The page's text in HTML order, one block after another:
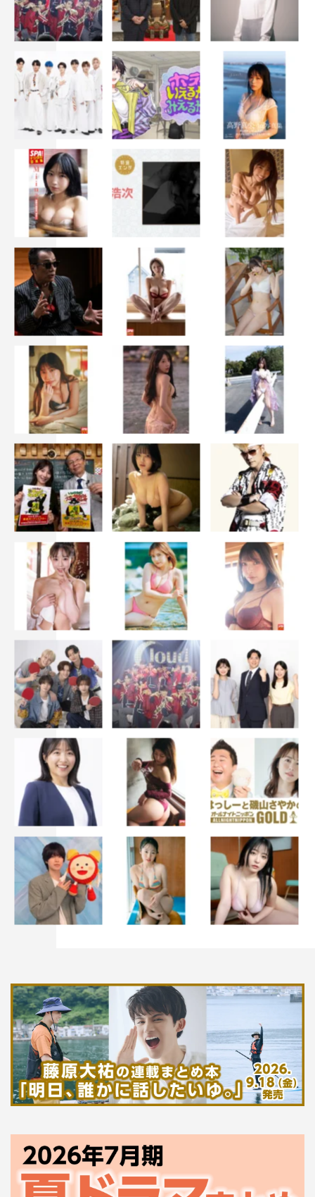
達祐実という不思議な感じの撮影はとても楽しい時間でし
た。
■松本まりか
私自身、安達祐実さんのドラマを見て育った子供時代でし
た。もう夢中で。あれから20年以上たち、その安達さんと
一緒にお芝居している不思議。あの頃の自分に教えてあげ
たらどんなに夢があるだろうか。さて、川上凛子さんには
驚きました。新星コメディエンヌの誕生です。あの頃私が
安達さんをそんな目で見たように、川上さんに心奪われる
子供たちが出てくるのではないかと妄想してしまうくらい
です。役の詳細は、放送日前まで秘密にしておきましょ
う。ではまた近いうちに、ごきげんよう。
■YOU
まず、祐実ちゃんが大好きなわけで。興奮してましたね、
ずっと（笑）。役を演じながら、冷蔵庫とか壁とか玩具と
か、いろんなモノの言葉が聞こえる感じがして（笑）。と
っても楽しい現場でした！ありがとうございました！
■渡辺大知
すてきな企画に参加させていただけて光栄でした。現場は
とっても楽しくて、安達祐実さんの魅力・人間力にずっと
くぎ付けでした。僕は今回の安達さんの捨てられない大事
なモノたちの中でもかなり男臭いパートを担当させていた
だけたんじゃないかと思っております。何だか笑えて、何
だか切ない物語です。ぜひ楽しみにしていてください！
＜あらすじ＞
ある日、安達さん（安達祐実）は女性誌の編集長から「手
放して心地よく暮らすひと。」をテーマに“毎号私物を一
つ捨てる”という連載企画の相談を持ちかけられる。その
夜、いつものように眠りについた安達さんの夢の中に謎の
少女（川上凛子）と「捨てられないモノ」たちが擬人化し
て次々に登場し、自分を捨ててほしいとお願いする。子で
あり母であり妻であり女優である安達祐実のリアルとフィ
クションが入り混じった、「安達さん」の心をひもとく物
『捨ててよ、安達さん。』
4月17日（金）スタート
テレビ東京ほか
毎週（金）深0・52～1・23
脚本：下田悠子、大久明子
監督：大久明子、成瀬朋一、林雅貴
臼田あさ美、梶原ひかり、片桐はいり、加藤諒、貫地谷し
ほり、北村匠海、早織、じろう（シソンヌ）、徳永えり、
戸塚純貴、松本まりか、YOU、渡辺大知（五十音順）